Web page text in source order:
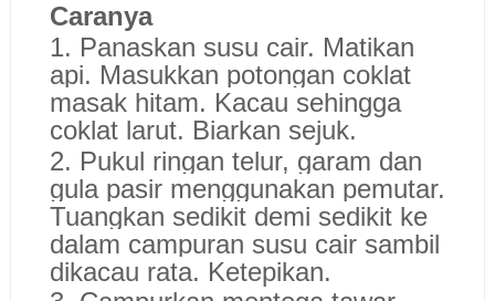
Caranya
1. Panaskan susu cair. Matikan
api. Masukkan potongan coklat
masak hitam. Kacau sehingga
coklat larut. Biarkan sejuk.
2. Pukul ringan telur, garam dan
gula pasir menggunakan pemutar.
Tuangkan sedikit demi sedikit ke
dalam campuran susu cair sambil
dikacau rata. Ketepikan.